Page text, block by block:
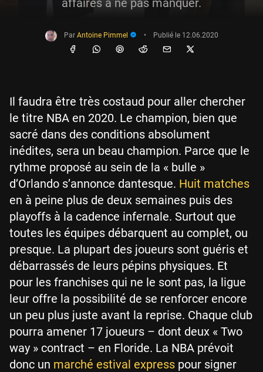
affaires à ne pas manquer.
Par Antoine Pimmel • Publié le 12.06.2020
Il faudra être très costaud pour aller chercher
le titre NBA en 2020. Le champion, bien que
sacré dans des conditions absolument
inédites, sera un beau champion. Parce que le
rythme proposé au sein de la « bulle »
d’Orlando s’annonce dantesque. Huit matches
en à peine plus de deux semaines puis des
playoffs à la cadence infernale. Surtout que
toutes les équipes débarquent au complet, ou
presque. La plupart des joueurs sont guéris et
débarrassés de leurs pépins physiques. Et
pour les franchises qui ne le sont pas, la ligue
leur offre la possibilité de se renforcer encore
un peu plus juste avant la reprise. Chaque club
pourra amener 17 joueurs – dont deux « Two
way » contract – en Floride. La NBA prévoit
donc un marché estival express pour signer